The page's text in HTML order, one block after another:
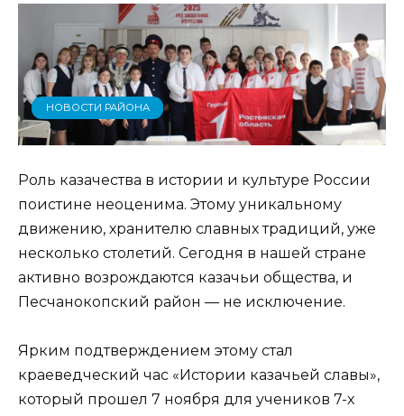
НОВОСТИ РАЙОНА
Роль казачества в истории и культуре России
поистине неоценима. Этому уникальному
движению, хранителю славных традиций, уже
несколько столетий. Сегодня в нашей стране
активно возрождаются казачьи общества, и
Песчанокопский район — не исключение.
Ярким подтверждением этому стал
краеведческий час «Истории казачьей славы»,
который прошел 7 ноября для учеников 7-х